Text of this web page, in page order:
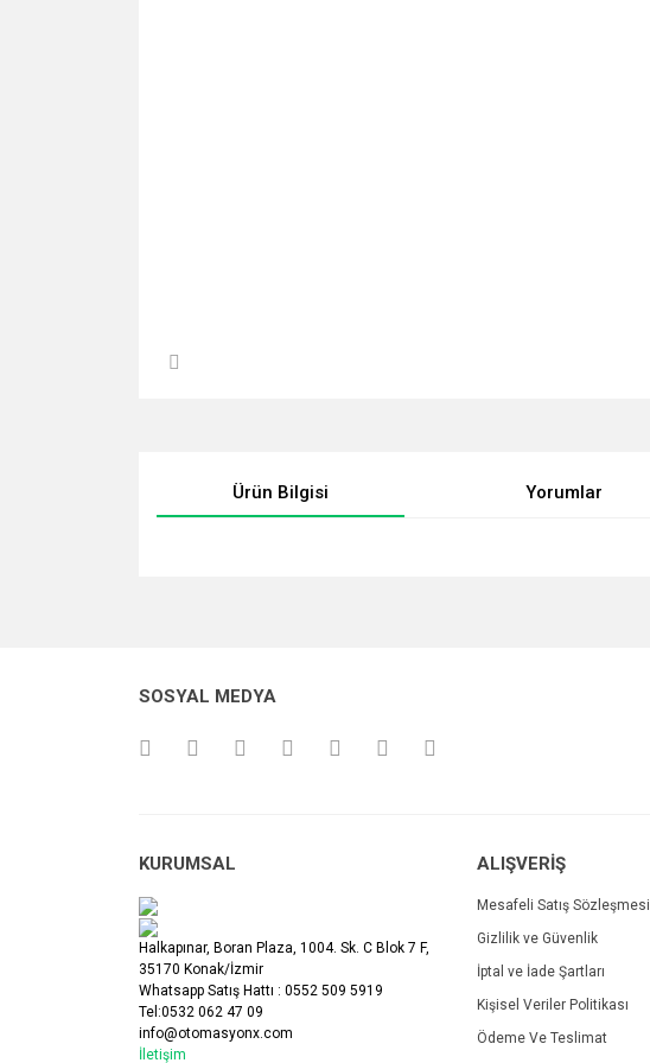
Ürün Bilgisi Yorumlar
Ürün açıklamasında eksik bilgiler bulunuyor.
SOSYAL MEDYA
KURUMSAL
Halkapınar, Boran Plaza, 1004. Sk. C Blok 7 F,
35170 Konak/İzmir
Whatsapp Satış Hattı : 0552 509 5919
Tel:0532 062 47 09
info@otomasyonx.com
İletişim
ALIŞVERİŞ
Mesafeli Satış Sözleşmesi
Gizlilik ve Güvenlik
İptal ve İade Şartları
Kişisel Veriler Politikası
Ödeme Ve Teslimat